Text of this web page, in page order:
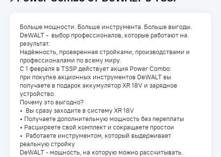
Больше мощности. Больше инструмента. Больше выгоды.
DeWALT - выбор профессионалов, которые работают на
результат.
Надёжность, проверенная стройками, производствами и
профессионалами по всему миру.
С 1 февраля в TSSP действует акция Power Combo:
при покупке акционных инструментов DeWALT вы
получаете в подарок аккумулятор XR 18V и зарядное
устройство.
Почему это выгодно?
• Вы сразу заходите в систему XR 18V
• Получаете дополнительную мощность без переплаты
• Расширяете свой комплект и сокращаете простои
• Работаете инструментом, который выдерживает
реальную стройку
DeWALT - мощность, на которую можно рассчитывать.